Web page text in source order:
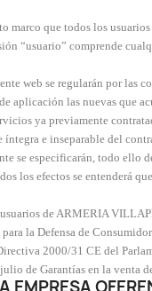
que todos los
“usuario” comprende
web se regularán por las
aplicación las nuevas que
ya previamente
e inseparable del
se especificarán, todo
los efectos se entenderá
de ARMERIA
la Defensa de
2000/31 CE del
de Garantías en la venta